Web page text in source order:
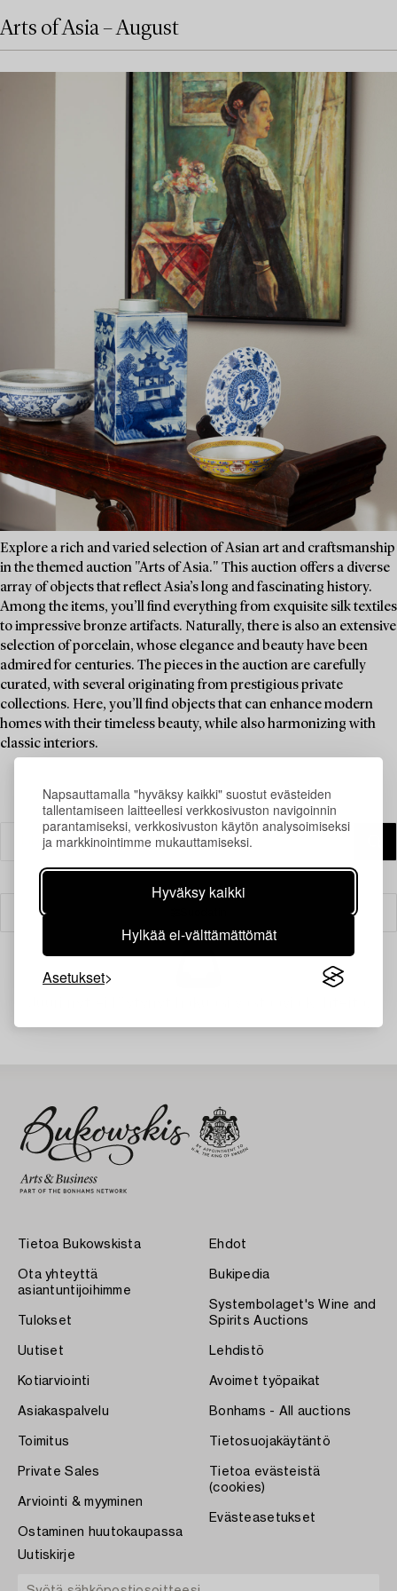
Napsauttamalla "hyväksy kaikki" suostut evästeiden
tallentamiseen laitteellesi verkkosivuston navigoinnin
parantamiseksi, verkkosivuston käytön analysoimiseksi
ja markkinointimme mukauttamiseksi.
Hyväksy kaikki
Hylkää ei-välttämättömät
Asetukset
Arts of Asia – August
Explore a rich and varied selection of Asian art and craftsmanship
in the themed auction "Arts of Asia." This auction offers a diverse
array of objects that reflect Asia’s long and fascinating history.
Among the items, you’ll find everything from exquisite silk textiles
to impressive bronze artifacts. Naturally, there is also an extensive
selection of porcelain, whose elegance and beauty have been
admired for centuries. The pieces in the auction are carefully
curated, with several originating from prestigious private
collections. Here, you’ll find objects that can enhance modern
homes with their timeless beauty, while also harmonizing with
classic interiors.
Tietoa Bukowskista
Ota yhteyttä
asiantuntijoihimme
Tulokset
Uutiset
Kotiarviointi
Asiakaspalvelu
Toimitus
Private Sales
Arviointi & myyminen
Ostaminen huutokaupassa
Ehdot
Bukipedia
Systembolaget's Wine and
Spirits Auctions
Lehdistö
Avoimet työpaikat
Bonhams - All auctions
Tietosuojakäytäntö
Tietoa evästeistä
(cookies)
Evästeasetukset
Uutiskirje